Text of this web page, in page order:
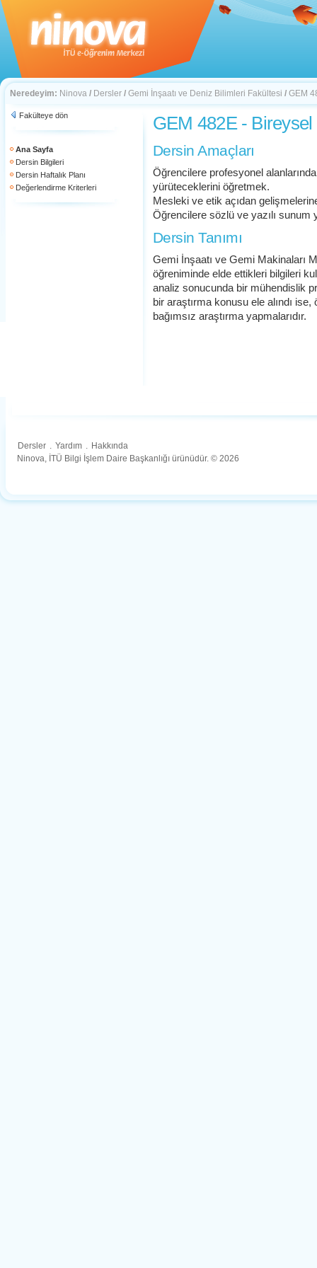
Neredeyim: Ninova / Dersler / Gemi İnşaatı ve Deniz Bilimleri Fakültesi / GEM
Fakülteye dön
Ana Sayfa
Dersin Bilgileri
Dersin Haftalık Planı
Değerlendirme Kriterleri
GEM 482E -
Dersin Amaçları
Öğrencilere profesyonel alanlarında
yürüteceklerini öğretmek.
Mesleki ve etik açıdan
Öğrencilere sözlü ve yazılı
Dersin Tanımı
Gemi İnşaatı ve Gemi Makinaları
öğreniminde elde ettikleri bilgileri
analiz sonucunda bir mühendislik
bir araştırma konusu ele alındı
bağımsız araştırma yapmalarıdır.
Dersler . Yardım . Hakkında
Ninova, İTÜ Bilgi İşlem Daire Başkanlığı ürünüdür. © 2026